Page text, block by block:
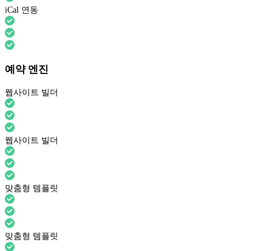
iCal 연동
예약 엔진
웹사이트 빌더
웹사이트 빌더
맞춤형 템플릿
맞춤형 템플릿